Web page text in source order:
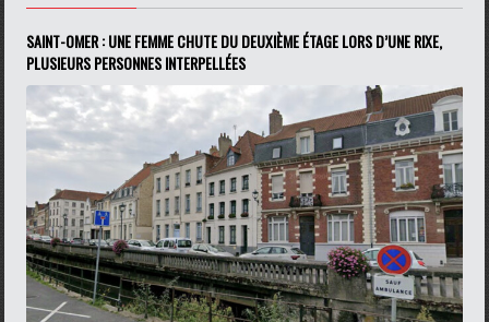
SAINT-OMER : UNE FEMME CHUTE DU DEUXIÈME ÉTAGE LORS D’UNE RIXE,
PLUSIEURS PERSONNES INTERPELLÉES